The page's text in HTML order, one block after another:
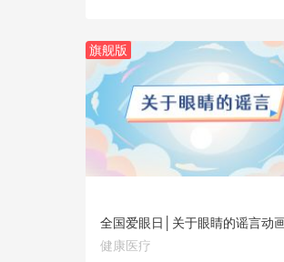
旗舰版
预览
全国爱眼日│关于眼睛的谣言动
健康医疗